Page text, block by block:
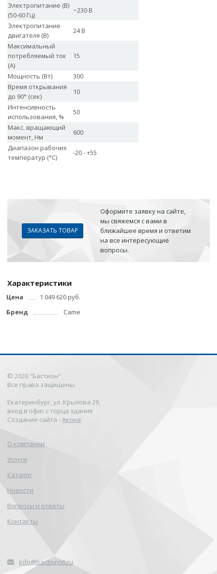
Электропитание (В)
(50-60 Гц)
~230 В
Электропитание
двигателя (В)
24 В
Максимальный
потребляемый ток
(А)
15
Мощность (Вт)
300
Время открывания
до 90° (сек)
10
Интенсивность
использования, %
50
Макс. вращающий
момент, Нм
600
Диапазон рабочих
температур (°C)
-20 - +55
ЗАКАЗАТЬ ТОВАР
Оформите заявку на сайте,
мы свяжемся с вами в
ближайшее время и ответим
на все интересующие
вопросы.
Характеристики
Цена
1 049 620 руб.
Бренд
Came
© 2020 "Бастион"
Все права защищены.
Екатеринбург, ул. Крылова 29,
вход в офис с торца здания
Создание сайта -Акона
О компании
Услуги
Каталог
Новости
Вопросы и ответы
Контакты
info@bastion66.ru